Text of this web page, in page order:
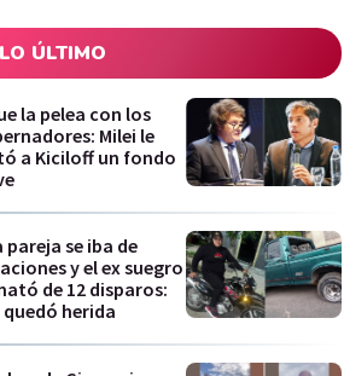
LO ÚLTIMO
la pelea con los
Milei le
a Kiciloff un fondo
pareja se iba de
y el ex suegro
de 12 disparos:
herida